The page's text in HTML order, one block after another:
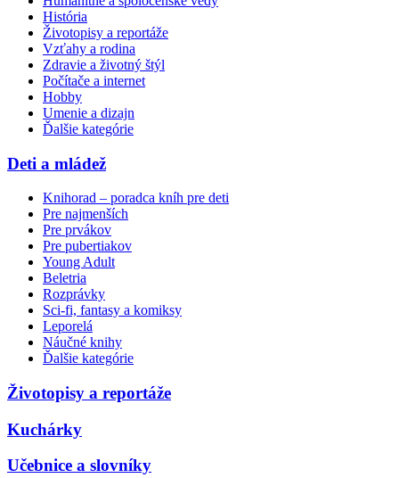
História
Životopisy a reportáže
Vzťahy a rodina
Zdravie a životný štýl
Počítače a internet
Hobby
Umenie a dizajn
Ďalšie kategórie
Deti a mládež
Knihorad – poradca kníh pre deti
Pre najmenších
Pre prvákov
Pre pubertiakov
Young Adult
Beletria
Rozprávky
Sci-fi, fantasy a komiksy
Leporelá
Náučné knihy
Ďalšie kategórie
Životopisy a reportáže
Kuchárky
Učebnice a slovníky